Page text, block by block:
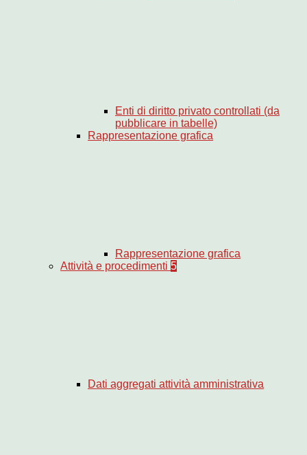
Enti di diritto privato controllati (da
pubblicare in tabelle)
Rappresentazione grafica
Rappresentazione grafica
Attività e procedimenti 5
Dati aggregati attività amministrativa